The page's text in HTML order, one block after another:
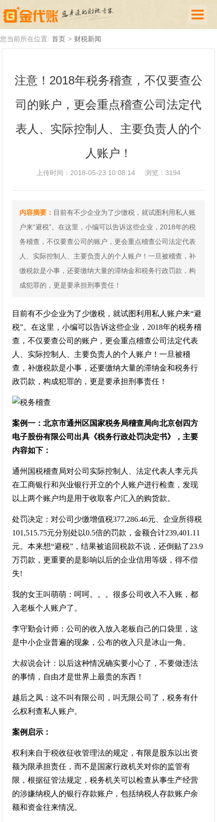
代理记账
厦门落户
财税新闻
您当前所在位置: 首页 > 财税新闻
注意！2018年税务稽查，不仅要查公
司的账户，更会重点稽查公司法定代
表人、实际控制人、主要负责人的个
人账户！
上传时间：2018-05-23 10:08:14 浏览：3194
内容摘要： 目前有不少企业为了少缴税，就试图利用私人账
户来“避税”。在这里，小编可以告诉这些企业，2018年的税
务稽查，不仅要查公司的账户，更会重点稽查公司法定代表
人、实际控制人、主要负责人的个人账户！一旦被稽查，补
缴税款是小事，还要缴纳大量的滞纳金和税务行政罚款，构
成犯罪的，更是要承担刑事责任！
目前有不少企业为了少缴税，就试图利用私人账户来“避
税”。在这里，小编可以告诉这些企业，2018年的税务稽
查，不仅要查公司的账户，更会重点稽查公司法定代表
人、实际控制人、主要负责人的个人账户！一旦被稽
查，补缴税款是小事，还要缴纳大量的滞纳金和税务行
政罚款，构成犯罪的，更是要承担刑事责任！
案例一：北京市通州区国家税务局稽查局向北京创四方
电子股份有限公司出具《税务行政处罚决定书》，主要
内容如下：
通州国税稽查局对公司实际控制人、法定代表人李元兵
在工商银行和兴业银行开立的个人账户进行检查，发现
以上两个账户均是用于收取客户汇入的购货款。
处罚决定：对公司少缴增值税377,286.46元、企业所得税
101,515.75元分别处以0.5倍的罚款，金额合计239,401.11
元。本来想“避税”，结果被追回税款不说，还倒贴了23.9
万罚款，更重要的是影响以后的企业信用等级，得不偿
失!
我的女王叫萌萌：呵呵。。。很多公司收入不入账，都
入老板个人账户了。
李守勤会计师：公司的收入放入老板自己的口袋里，这
是中小企业普遍的现象，公布的收入只是冰山一角。
大叔说会计：以后这种情况确实要小心了，不要做违法
的事情，自由才是世界上最贵的东西！
越后之凤：这不叫有限公司，叫无限公司了，税务有什
么权利查私人账户。
案例启示：
权利来自于税收征收管理法的规定，有限是股东以出资
额为限承担责任，而不是国家行政机关对你的监管有
限，根据征管法规定，税务机关可以检查从事生产经营
的涉嫌纳税人的银行存款账户，包括纳税人存款账户余
额和资金往来情况。